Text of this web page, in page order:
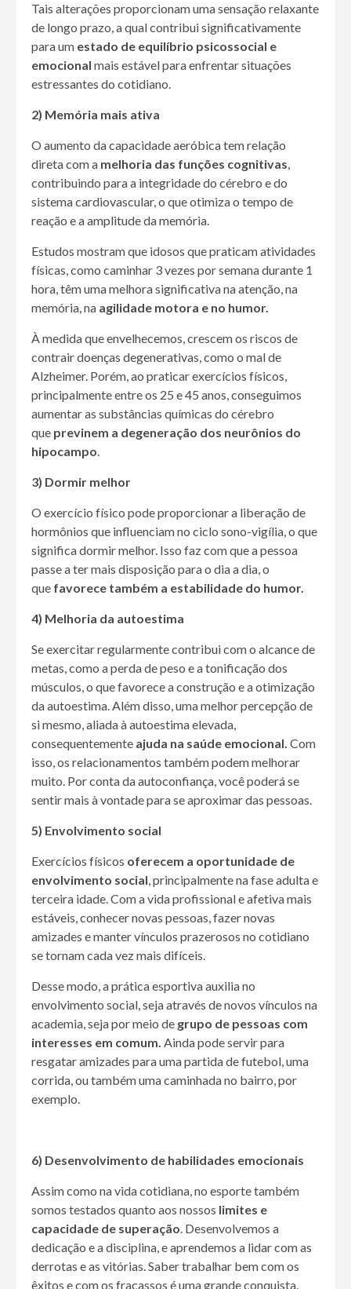
Tais alterações proporcionam uma sensação relaxante
de longo prazo, a qual contribui significativamente
para um estado de equilíbrio psicossocial e
emocional mais estável para enfrentar situações
estressantes do cotidiano.
2) Memória mais ativa
O aumento da capacidade aeróbica tem relação
direta com a melhoria das funções cognitivas,
contribuindo para a integridade do cérebro e do
sistema cardiovascular, o que otimiza o tempo de
reação e a amplitude da memória.
Estudos mostram que idosos que praticam atividades
físicas, como caminhar 3 vezes por semana durante 1
hora, têm uma melhora significativa na atenção, na
memória, na agilidade motora e no humor.
À medida que envelhecemos, crescem os riscos de
contrair doenças degenerativas, como o mal de
Alzheimer. Porém, ao praticar exercícios físicos,
principalmente entre os 25 e 45 anos, conseguimos
aumentar as substâncias químicas do cérebro
que previnem a degeneração dos neurônios do
hipocampo.
3) Dormir melhor
O exercício físico pode proporcionar a liberação de
hormônios que influenciam no ciclo sono-vigília, o que
significa dormir melhor. Isso faz com que a pessoa
passe a ter mais disposição para o dia a dia, o
que favorece também a estabilidade do humor.
4) Melhoria da autoestima
Se exercitar regularmente contribui com o alcance de
metas, como a perda de peso e a tonificação dos
músculos, o que favorece a construção e a otimização
da autoestima. Além disso, uma melhor percepção de
si mesmo, aliada à autoestima elevada,
consequentemente ajuda na saúde emocional. Com
isso, os relacionamentos também podem melhorar
muito. Por conta da autoconfiança, você poderá se
sentir mais à vontade para se aproximar das pessoas.
5) Envolvimento social
Exercícios físicos oferecem a oportunidade de
envolvimento social, principalmente na fase adulta e
terceira idade. Com a vida profissional e afetiva mais
estáveis, conhecer novas pessoas, fazer novas
amizades e manter vínculos prazerosos no cotidiano
se tornam cada vez mais difíceis.
Desse modo, a prática esportiva auxilia no
envolvimento social, seja através de novos vínculos na
academia, seja por meio de grupo de pessoas com
interesses em comum. Ainda pode servir para
resgatar amizades para uma partida de futebol, uma
corrida, ou também uma caminhada no bairro, por
exemplo.
6) Desenvolvimento de habilidades emocionais
Assim como na vida cotidiana, no esporte também
somos testados quanto aos nossos limites e
capacidade de superação. Desenvolvemos a
dedicação e a disciplina, e aprendemos a lidar com as
derrotas e as vitórias. Saber trabalhar bem com os
êxitos e com os fracassos é uma grande conquista.